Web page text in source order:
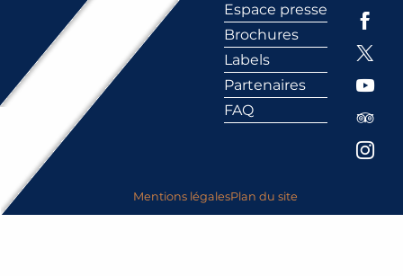
Espace presse
Brochures
Labels
Partenaires
FAQ
Mentions légalesPlan du site